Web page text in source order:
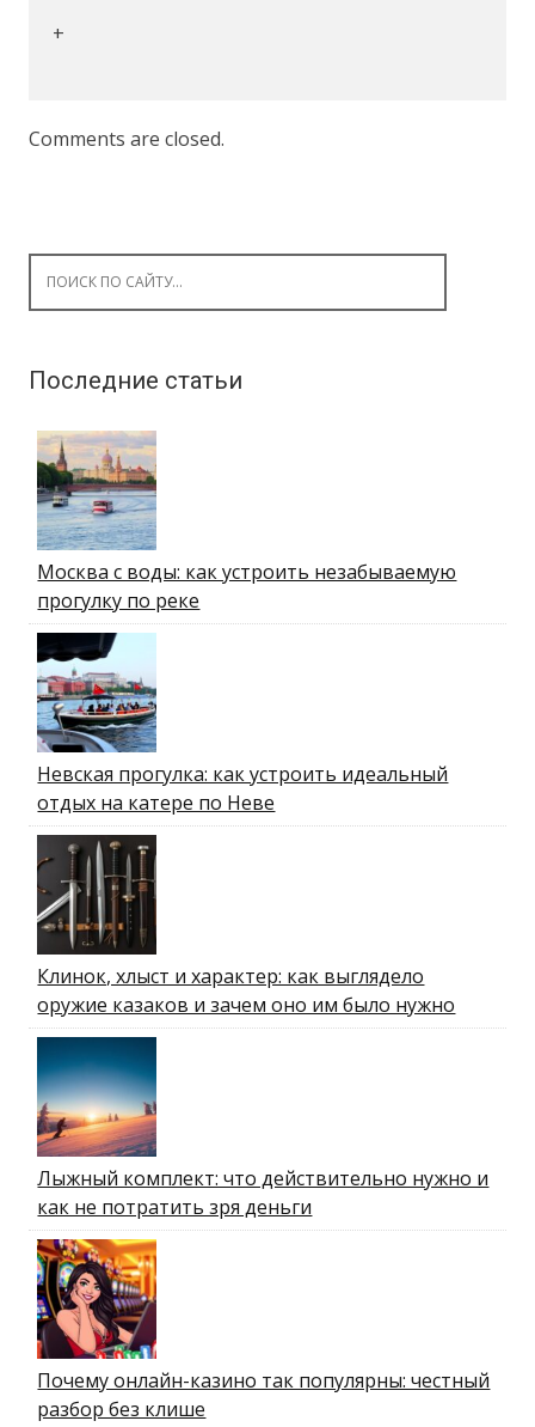
+
Comments are closed.
Последние статьи
Москва с воды: как устроить незабываемую
прогулку по реке
Невская прогулка: как устроить идеальный
отдых на катере по Неве
Клинок, хлыст и характер: как выглядело
оружие казаков и зачем оно им было нужно
Лыжный комплект: что действительно нужно и
как не потратить зря деньги
Почему онлайн-казино так популярны: честный
разбор без клише